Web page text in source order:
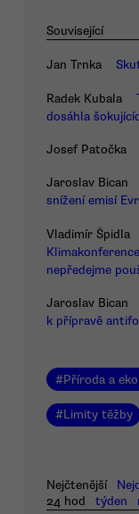
Související
Jan Trnka
Radek Kubala
dosáhla
Josef Patočka
Jaroslav Bican
snížení emisí
Vladimír Špidla
nepředejme
Jaroslav Bican
k přípravě
#Příroda a
#Limity těžby
Nejčtenější
24 hod
týden